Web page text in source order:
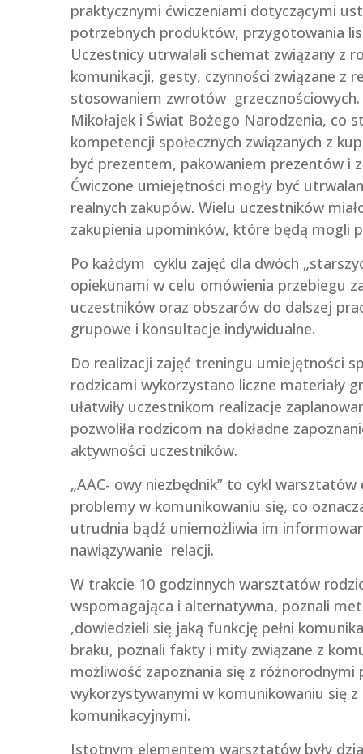
praktycznymi ćwiczeniami dotyczącymi
potrzebnych produktów, przygotowania
Uczestnicy utrwalali schemat związany z
komunikacji, gesty, czynności związane z
stosowaniem zwrotów grzecznościowych.
Mikołajek i Świat Bożego Narodzenia, co
kompetencji społecznych związanych z
być prezentem, pakowaniem prezentów i
Ćwiczone umiejętności mogły być
realnych zakupów. Wielu uczestników
zakupienia upominków, które będą mogli
Po każdym cyklu zajęć dla dwóch
opiekunami w celu omówienia przebiegu
uczestników oraz obszarów do dalszej
grupowe i konsultacje indywidualne.
Do realizacji zajęć treningu umiejętności
rodzicami wykorzystano liczne materiały
ułatwiły uczestnikom realizacje
pozwoliła rodzicom na dokładne
aktywności uczestników.
„AAC- owy niezbędnik” to cykl
problemy w komunikowaniu się, co
utrudnia bądź uniemożliwia im
nawiązywanie relacji.
W trakcie 10 godzinnych warsztatów
wspomagająca i alternatywna, poznali
,dowiedzieli się jaką funkcję pełni
braku, poznali fakty i mity związane z
możliwość zapoznania się z
wykorzystywanymi w komunikowaniu się
komunikacyjnymi.
Istotnym elementem warsztatów były